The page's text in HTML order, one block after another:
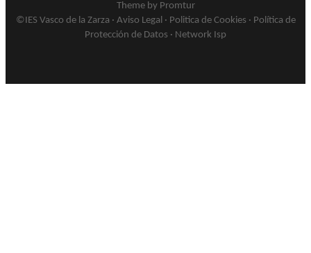
Theme by Promtur
©IES Vasco de la Zarza · Aviso Legal · Politica de Cookies · Política de
Protección de Datos · Network Isp